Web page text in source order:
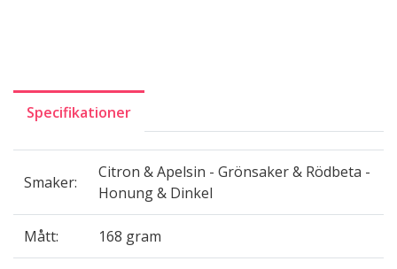
Specifikationer
Smaker:
Citron & Apelsin - Grönsaker & Rödbeta -
Honung & Dinkel
Mått: 168 gram